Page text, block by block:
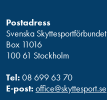
Postadress
Svenska Skyttesportförbundet
Box 11016
100 61 Stockholm
Tel: 08 699 63 70
E-post: office@skyttesport.se